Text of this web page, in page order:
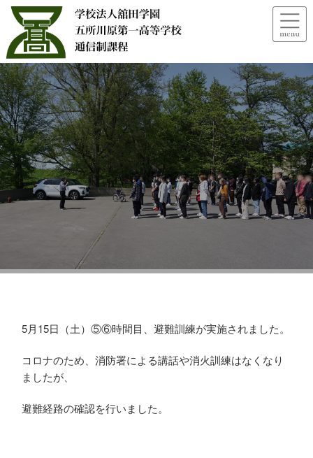
5月15日（土）⑤⑥時間目、避難訓練が実施されました。
コロナのため、消防署による講話や消火訓練はなくなり
ましたが、
避難経路の確認を行いました。